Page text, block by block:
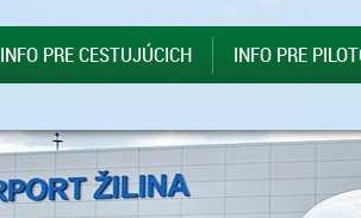
INFO PRE CESTUJÚCICH INFO PRE